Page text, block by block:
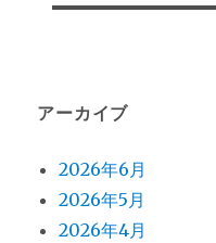
シ
ン
投
アーカイブ
2026年6月
2026年5月
2026年4月